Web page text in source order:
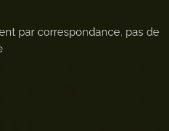
par correspondance, pas de